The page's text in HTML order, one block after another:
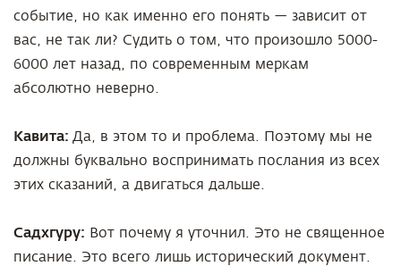
событие, но как именно его понять — зависит от
вас, не так ли? Судить о том, что произошло 5000-
6000 лет назад, по современным меркам
абсолютно неверно.
Кавита: Да, в этом то и проблема. Поэтому мы не
должны буквально воспринимать послания из всех
этих сказаний, а двигаться дальше.
Садхгуру: Вот почему я уточнил. Это не священное
писание. Это всего лишь исторический документ.